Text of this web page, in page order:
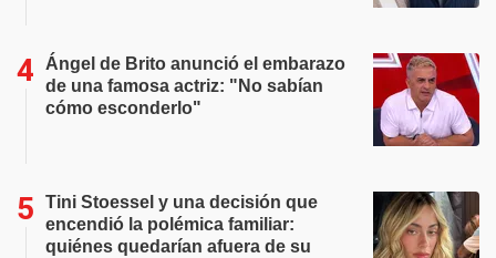
Ángel de Brito anunció el embarazo
de una famosa actriz: "No sabían
cómo esconderlo"
Tini Stoessel y una decisión que
encendió la polémica familiar:
quiénes quedarían afuera de su